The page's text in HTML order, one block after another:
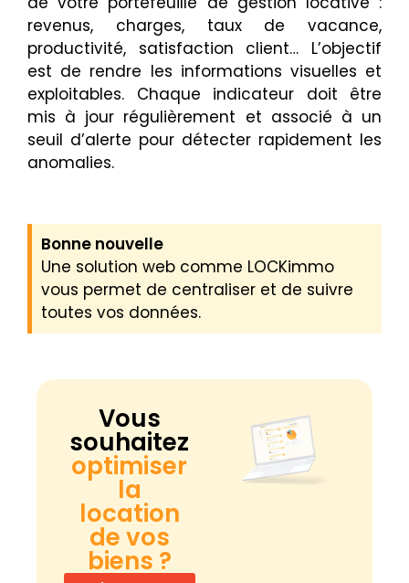
revenus, charges, taux de vacance,
productivité, satisfaction client… L’objectif
est de rendre les informations visuelles et
exploitables. Chaque indicateur doit être
mis à jour régulièrement et associé à un
seuil d’alerte pour détecter rapidement les
anomalies.
Bonne nouvelle
Une solution web comme LOCKimmo
vous permet de centraliser et de suivre
toutes vos données.
Vous
souhaitez
optimiser
la
location
de vos
biens ?